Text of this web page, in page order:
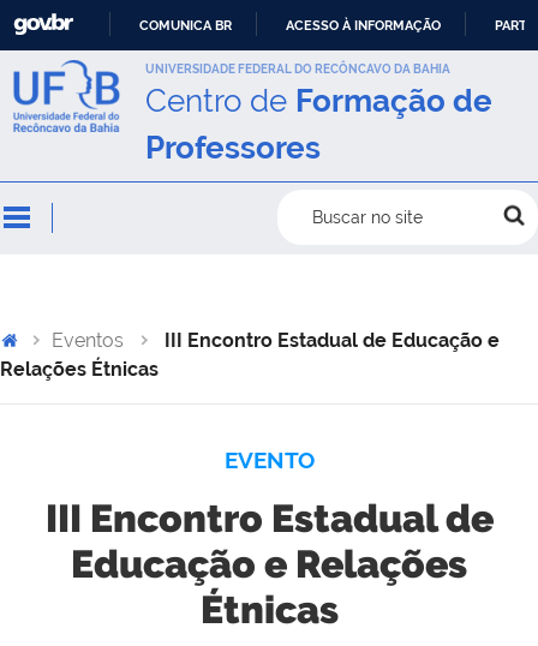
IR
PARA
CONTEÚDO
COMUNICA BR ACESSO À INFORMAÇÃO
UNIVERSIDADE FEDERAL DO RECÔNCAVO DA BAHIA
Centro de Formação de
Professores
Buscar no site
Eventos
III Encontro Estadual de Educação e
Relações Étnicas
EVENTO
III Encontro Estadual de
Educação e Relações
Étnicas